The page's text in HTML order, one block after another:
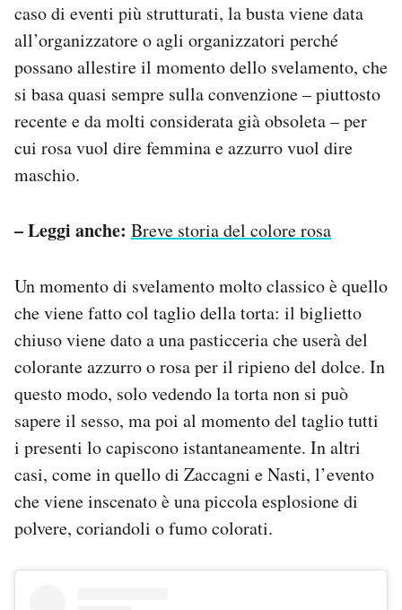
caso di eventi più strutturati, la busta viene data
all’organizzatore o agli organizzatori perché
possano allestire il momento dello svelamento, che
si basa quasi sempre sulla convenzione – piuttosto
recente e da molti considerata già obsoleta – per
cui rosa vuol dire femmina e azzurro vuol dire
maschio.
– Leggi anche: Breve storia del colore rosa
Un momento di svelamento molto classico è quello
che viene fatto col taglio della torta: il biglietto
chiuso viene dato a una pasticceria che userà del
colorante azzurro o rosa per il ripieno del dolce. In
questo modo, solo vedendo la torta non si può
sapere il sesso, ma poi al momento del taglio tutti
i presenti lo capiscono istantaneamente. In altri
casi, come in quello di Zaccagni e Nasti, l’evento
che viene inscenato è una piccola esplosione di
polvere, coriandoli o fumo colorati.